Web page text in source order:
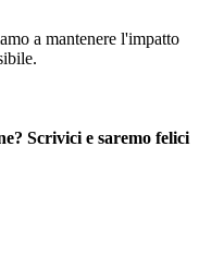
a mantenere l'impatto
Scrivici e saremo felici